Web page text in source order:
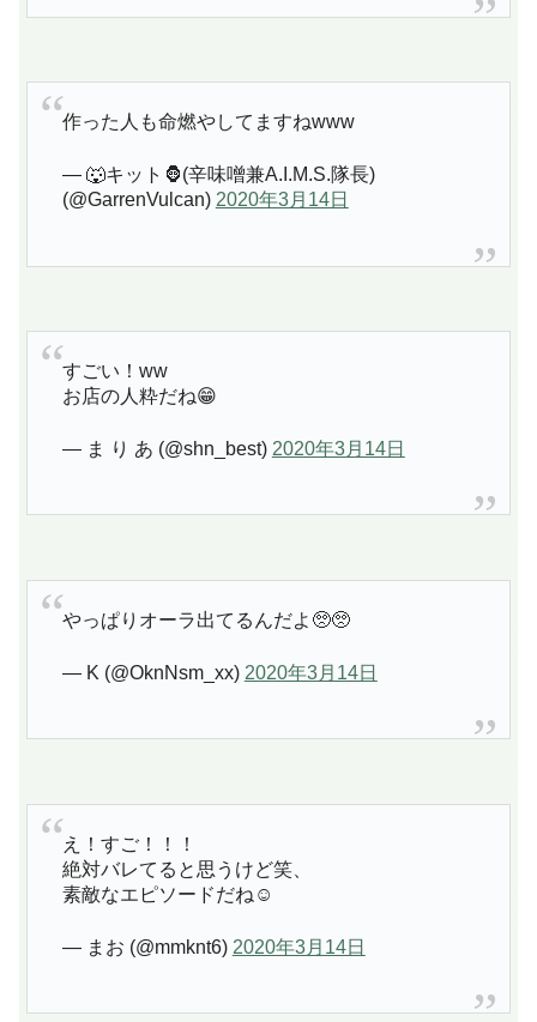
作った人も命燃やしてますねwww
— 🐺キット🦍(辛味噌兼A.I.M.S.隊長)
(@GarrenVulcan) 2020年3月14日
すごい！ww
お店の人粋だね😁
— ま り あ (@shn_best) 2020年3月14日
やっぱりオーラ出てるんだよ🥺🥺
— K (@OknNsm_xx) 2020年3月14日
え！すご！！！
絶対バレてると思うけど笑、
素敵なエピソードだね☺️
— まお (@mmknt6) 2020年3月14日